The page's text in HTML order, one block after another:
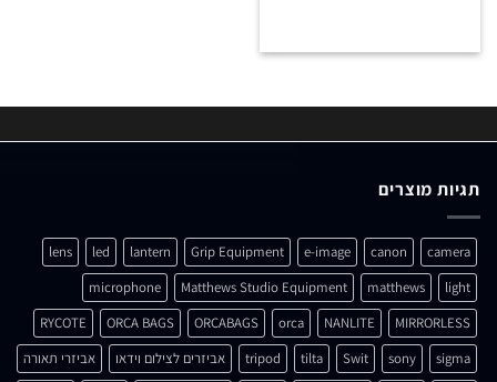
תגיות מוצרים
camera
canon
e-image
Grip Equipment
lantern
led
lens
light
matthews
Matthews Studio Equipment
microphone
MIRRORLESS
NANLITE
orca
ORCABAGS
ORCA BAGS
RYCOTE
sigma
sony
Swit
tilta
tripod אביזרים לצילום וידאו
אביזרי תאורה